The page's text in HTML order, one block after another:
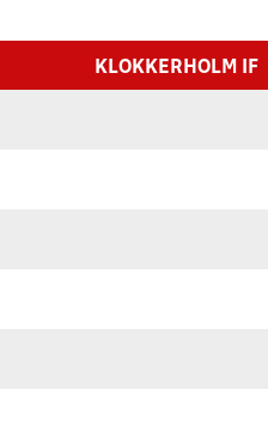
KLOKKERHOLM IF